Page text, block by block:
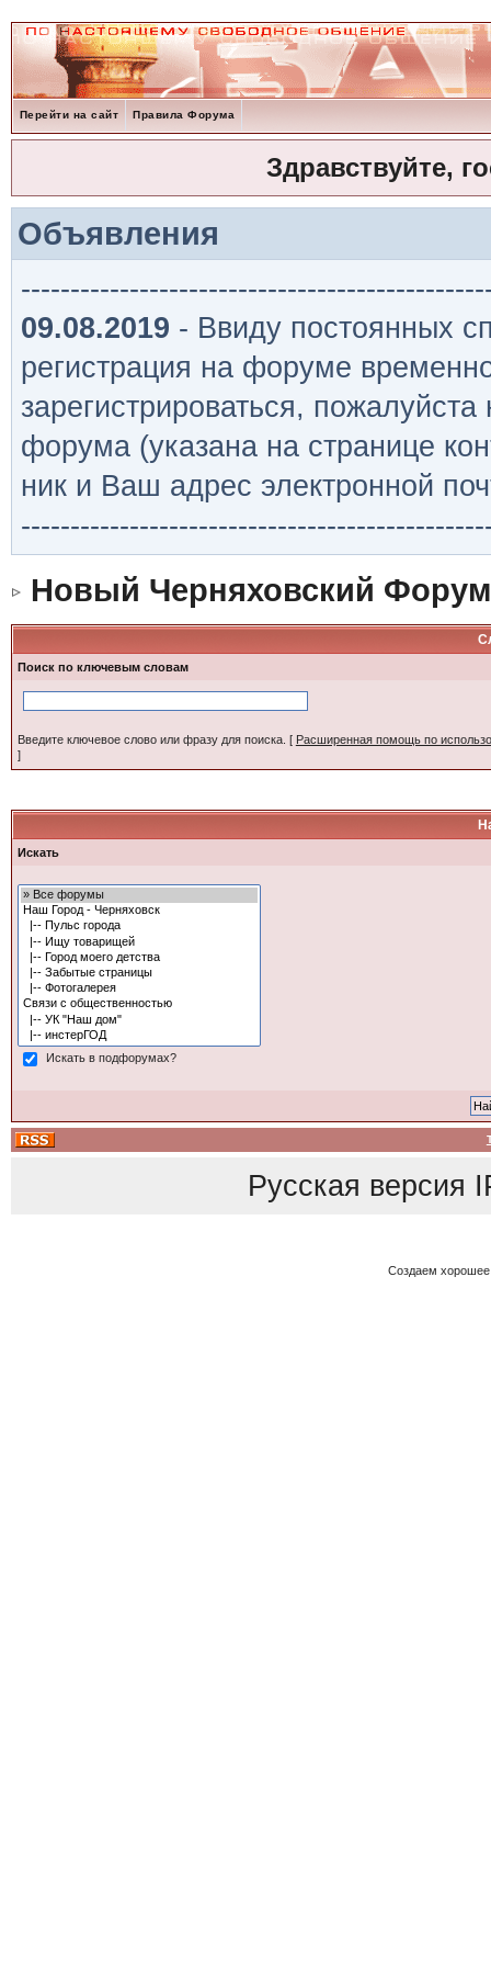
Перейти на сайт Правила Форума
Здравствуйте,
Объявления
09.08.2019 - Ввиду постоянных
регистрация на форуме
зарегистрироваться,
форума (указана на странице
ник и Ваш адрес электронной
Новый Черняховский Форум
Поиск по ключевым словам
Введите ключевое слово или фразу для поиска. [ Расширенная помощь по
]
Искать
Искать в подфорумах?
Русская версия
Создаем